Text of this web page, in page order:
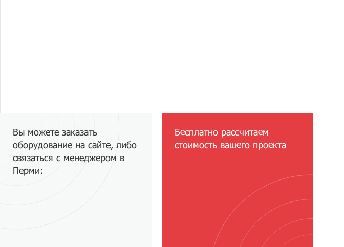
Вы можете заказать
оборудование на сайте, либо
связаться с менеджером в
Перми:
Бесплатно рассчитаем
стоимость вашего проекта